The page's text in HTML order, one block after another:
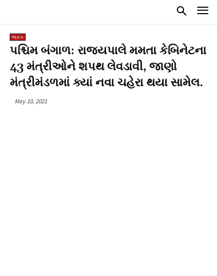
ભારત
પશ્ચિમ બંગાળ: રાજ્યપાલે મમતા કેબિનેટના
43 મંત્રીઓને શપથ લેવડાવી, જાણો
મંત્રીમંડળમાં ક્યાં નવા ચહેરા થયા સામેલ.
May 10, 2021